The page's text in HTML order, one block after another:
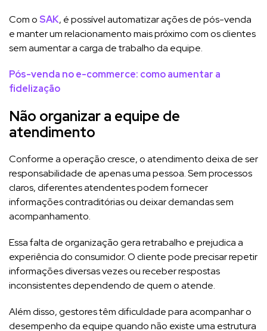
Com oSAK, é possível automatizar ações de pós-venda
e manter um relacionamento mais próximo com os clientes
sem aumentar a carga de trabalho da equipe.
Pós-venda no e-commerce: como aumentar a
fidelização
Não organizar a equipe de
atendimento
Conforme a operação cresce, o atendimento deixa de ser
responsabilidade de apenas uma pessoa. Sem processos
claros, diferentes atendentes podem fornecer
informações contraditórias ou deixar demandas sem
acompanhamento.
Essa falta de organização gera retrabalho e prejudica a
experiência do consumidor. O cliente pode precisar repetir
informações diversas vezes ou receber respostas
inconsistentes dependendo de quem o atende.
Além disso, gestores têm dificuldade para acompanhar o
desempenho da equipe quando não existe uma estrutura